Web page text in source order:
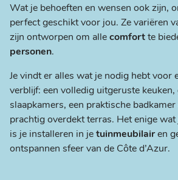
Wat je behoeften en wensen ook zijn,
perfect geschikt voor jou. Ze variëren
zijn ontworpen om allecomfortte
personen.
Je vindt er alles wat je nodig hebt voor
verblijf: een volledig uitgeruste keuken,
slaapkamers, een praktische
prachtig overdekt terras. Het enige
is je installeren in jetuinmeubilairen
ontspannen sfeer van de Côte d’Azur.